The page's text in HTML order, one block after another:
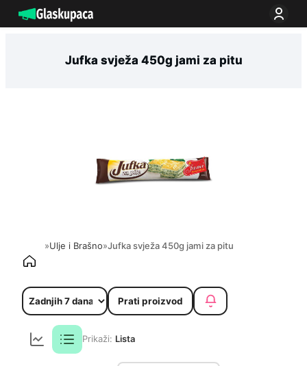
na
Jufka svježa 450g jami za pitu
»Ulje i Brašno»Jufka svježa 450g jami za pitu
Prati proizvod
Prikaži: Lista